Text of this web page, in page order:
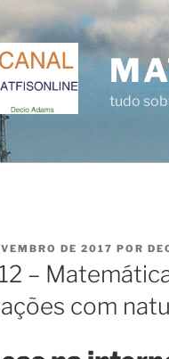
tudo
DE 2017 POR
–
com